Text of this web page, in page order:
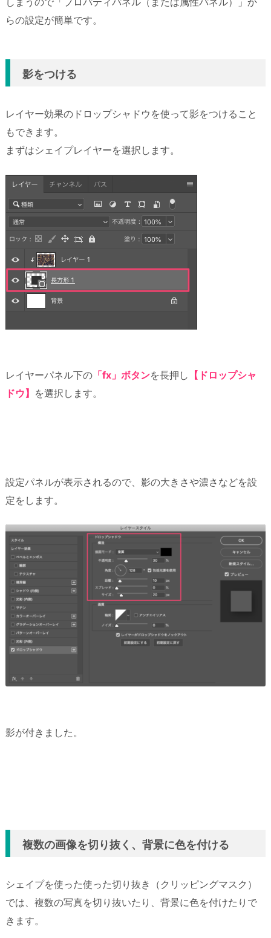
らの設定が簡単です。
影をつける
レイヤー効果のドロップシャドウを使って影をつけること
もできます。
まずはシェイプレイヤーを選択します。
レイヤーパネル下の 「fx」ボタンを長押し 【ドロップシャ
ドウ】 を選択します。
設定パネルが表示されるので、影の大きさや濃さなどを設
定をします。
影が付きました。
複数の画像を切り抜く、背景に色を付ける
シェイプを使った使った切り抜き（クリッピングマスク）
では、複数の写真を切り抜いたり、背景に色を付けたりで
きます。